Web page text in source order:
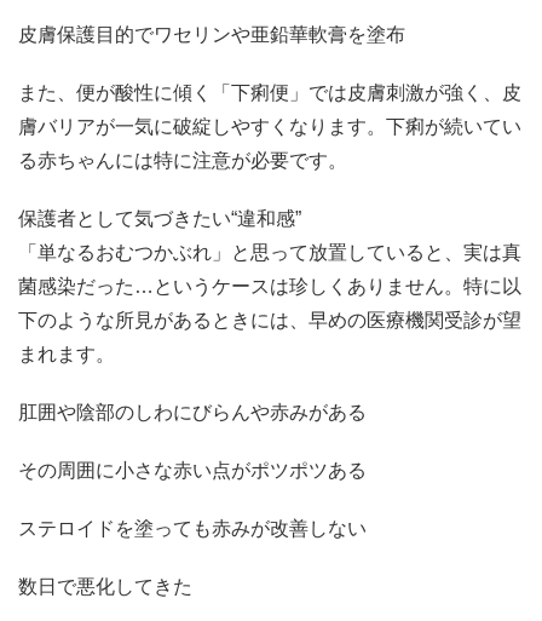
皮膚保護目的でワセリンや亜鉛華軟膏を塗布
また、便が酸性に傾く「下痢便」では皮膚刺激が強く、皮
膚バリアが一気に破綻しやすくなります。下痢が続いてい
る赤ちゃんには特に注意が必要です。
保護者として気づきたい“違和感”
「単なるおむつかぶれ」と思って放置していると、実は真
菌感染だった…というケースは珍しくありません。特に以
下のような所見があるときには、早めの医療機関受診が望
まれます。
肛囲や陰部のしわにびらんや赤みがある
その周囲に小さな赤い点がポツポツある
ステロイドを塗っても赤みが改善しない
数日で悪化してきた